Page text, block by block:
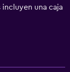
una caja
Hotel
caja fuerte. Se